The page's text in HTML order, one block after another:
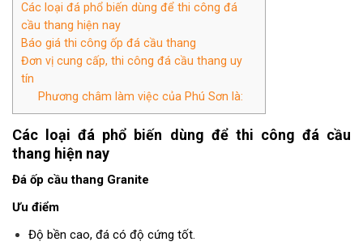
Các loại đá phổ biến dùng để thi công đá
cầu thang hiện nay
Báo giá thi công ốp đá cầu thang
Đơn vị cung cấp, thi công đá cầu thang uy
tín
Phương châm làm việc của Phú Sơn là:
Các loại đá phổ biến dùng để thi công đá cầu
thang hiện nay
Đá ốp cầu thang Granite
Ưu điểm
Độ bền cao, đá có độ cứng tốt.